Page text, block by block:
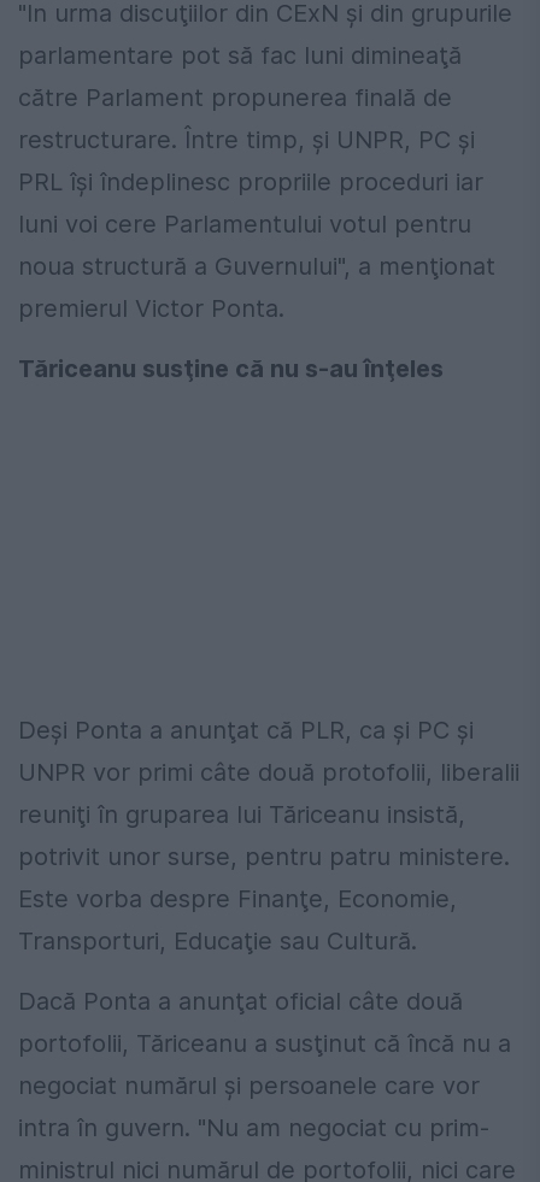
"In urma discuţiilor din CExN şi din grupurile
parlamentare pot să fac luni dimineaţă
către Parlament propunerea finală de
restructurare. Între timp, şi UNPR, PC şi
PRL îşi îndeplinesc propriile proceduri iar
luni voi cere Parlamentului votul pentru
noua structură a Guvernului", a menţionat
premierul Victor Ponta.
Tăriceanu susţine că nu s-au înţeles
Deşi Ponta a anunţat că PLR, ca şi PC şi
UNPR vor primi câte două protofolii, liberalii
reuniţi în gruparea lui Tăriceanu insistă,
potrivit unor surse, pentru patru ministere.
Este vorba despre Finanţe, Economie,
Transporturi, Educaţie sau Cultură.
Dacă Ponta a anunţat oficial câte două
portofolii, Tăriceanu a susţinut că încă nu a
negociat numărul şi persoanele care vor
intra în guvern. "Nu am negociat cu prim-
ministrul nici numărul de portofolii, nici care